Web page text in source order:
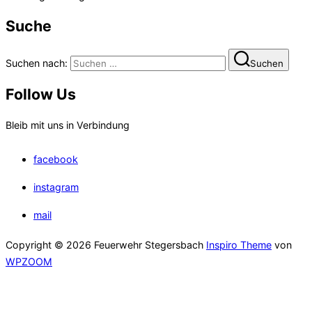
Suche
Suchen nach: Suchen
Follow Us
Bleib mit uns in Verbindung
facebook
instagram
mail
Copyright © 2026 Feuerwehr Stegersbach Inspiro Theme von
WPZOOM